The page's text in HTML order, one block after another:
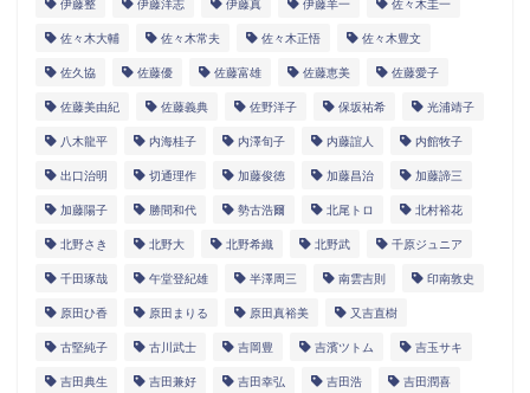
伊藤整 伊藤洋志 伊藤真 伊藤羊一 佐々木圭一
佐々木大輔 佐々木常夫 佐々木正悟 佐々木豊文
佐久協 佐藤優 佐藤富雄 佐藤恵美 佐藤愛子
佐藤美由紀 佐藤義典 佐野洋子 保坂祐希 光浦靖子
八木龍平 内海桂子 内澤旬子 内藤誼人 内館牧子
出口治明 切通理作 加藤俊徳 加藤昌治 加藤諦三
加藤陽子 勝間和代 勢古浩爾 北尾トロ 北村裕花
北野さき 北野大 北野希織 北野武 千原ジュニア
千田琢哉 午堂登紀雄 半澤周三 南雲吉則 印南敦史
原田ひ香 原田まりる 原田真裕美 又吉直樹
古堅純子 古川武士 吉岡豊 吉濱ツトム 吉玉サキ
吉田典生 吉田兼好 吉田幸弘 吉田浩 吉田潤喜